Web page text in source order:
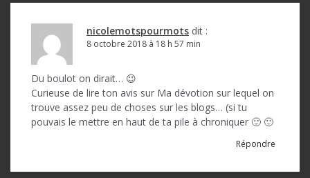
nicolemotspourmots dit :
8 octobre 2018 à 18 h 57 min
Du boulot on dirait… 😉
Curieuse de lire ton avis sur Ma dévotion sur lequel on
trouve assez peu de choses sur les blogs… (si tu
pouvais le mettre en haut de ta pile à chroniquer 🙂 🙂
Répondre